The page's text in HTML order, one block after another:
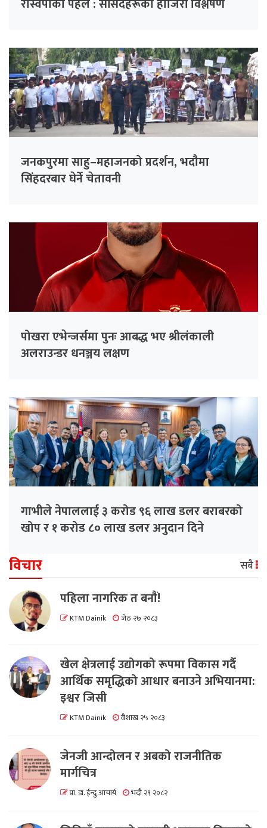
जनकपुरमा साहु–महाजनको प्रदर्शन, भदौमा
सिंहदरबार घेर्ने चेतावनी
पोखरा एभेन्जर्समा पुनः आबद्ध भए श्रीलंकाली
अलराउन्डर धनञ्जय लक्षण
गाभीले नेपाललाई ३ करोड ९६ लाख डलर बराबरको
खोप र १ करोड ८० लाख डलर अनुदान दिने
विचार सबै
पहिला नागरिक त बनाैं!
KTM Dainik जेठ २७ २०८३
खेल क्षेत्रलाई उद्योगको रूपमा विकास गर्दै
आर्थिक समृद्धिको आधार बनाउने अभियानमा:
इश्वर जिसी
KTM Dainik वैशाख २५ २०८३
जेनजी आन्दोलन र अबको राजनीतिक
मार्गचित्र
प्रा. डा. ईन्दु आचार्य भदौ २९ २०८२